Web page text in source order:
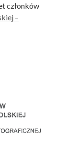
członków
–